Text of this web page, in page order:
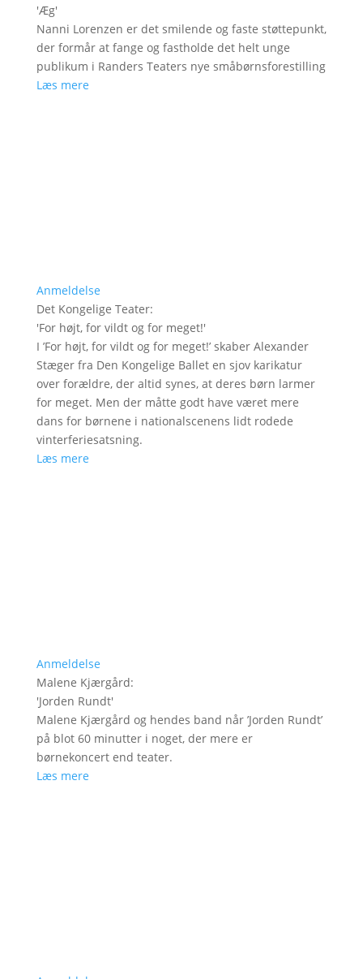
'Æg'
Nanni Lorenzen er det smilende og faste støttepunkt,
der formår at fange og fastholde det helt unge
publikum i Randers Teaters nye småbørnsforestilling
Læs mere
Anmeldelse
Det Kongelige Teater:
'For højt, for vildt og for meget!'
I ’For højt, for vildt og for meget!’ skaber Alexander
Stæger fra Den Kongelige Ballet en sjov karikatur
over forældre, der altid synes, at deres børn larmer
for meget. Men der måtte godt have været mere
dans for børnene i nationalscenens lidt rodede
vinterferiesatsning.
Læs mere
Anmeldelse
Malene Kjærgård:
'Jorden Rundt'
Malene Kjærgård og hendes band når ’Jorden Rundt’
på blot 60 minutter i noget, der mere er
børnekoncert end teater.
Læs mere